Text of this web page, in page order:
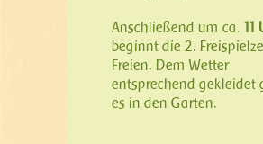
Anschließend um ca. 11
beginnt die 2.
Freien. Dem Wetter
entsprechend gekleidet
es in den Garten.